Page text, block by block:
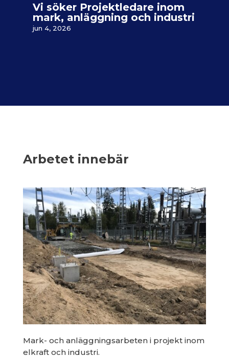
Vi söker Projektledare inom
mark, anläggning och industri
jun 4, 2026
Arbetet innebär
Mark- och anläggningsarbeten i projekt inom
elkraft och industri.